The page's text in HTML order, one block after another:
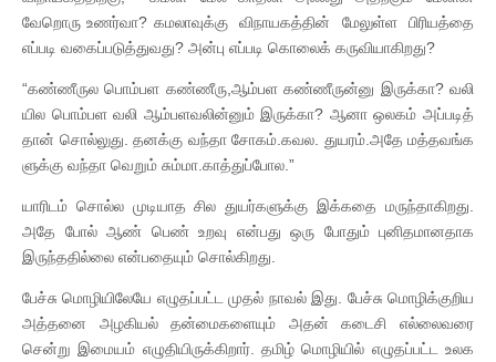
வேறொரு உணர்வா? கமலாவுக்கு விநாயகத்தின் மேலுள்ள பிரியத்தை
எப்படி வகைப்படுத்துவது? அன்பு எப்படி கொலைக் கருவியாகிறது?
“கண்ணீருல பொம்பள கண்ணீரு,ஆம்பள கண்ணீருன்னு இருக்கா? வலி
யில பொம்பள வலி ஆம்பளவலின்னும் இருக்கா? ஆனா ஒலகம் அப்படித்
தான் சொல்லுது. தனக்கு வந்தா சோகம்.கவல. துயரம்.அதே மத்தவங்க
ளுக்கு வந்தா வெறும் சும்மா.காத்துப்போல.”
யாரிடம் சொல்ல முடியாத சில துயர்களுக்கு இக்கதை மருந்தாகிறது.
அதே போல் ஆண் பெண் உறவு என்பது ஒரு போதும் புனிதமானதாக
இருந்ததில்லை என்பதையும் சொல்கிறது.
பேச்சு மொழியிலேயே எழுதப்பட்ட முதல் நாவல் இது. பேச்சு மொழிக்குறிய
அத்தனை அழகியல் தன்மைகளையும் அதன் கடைசி எல்லைவரை
சென்று இமையம் எழுதியிருக்கிறார். தமிழ் மொழியில் எழுதப்பட்ட உலக